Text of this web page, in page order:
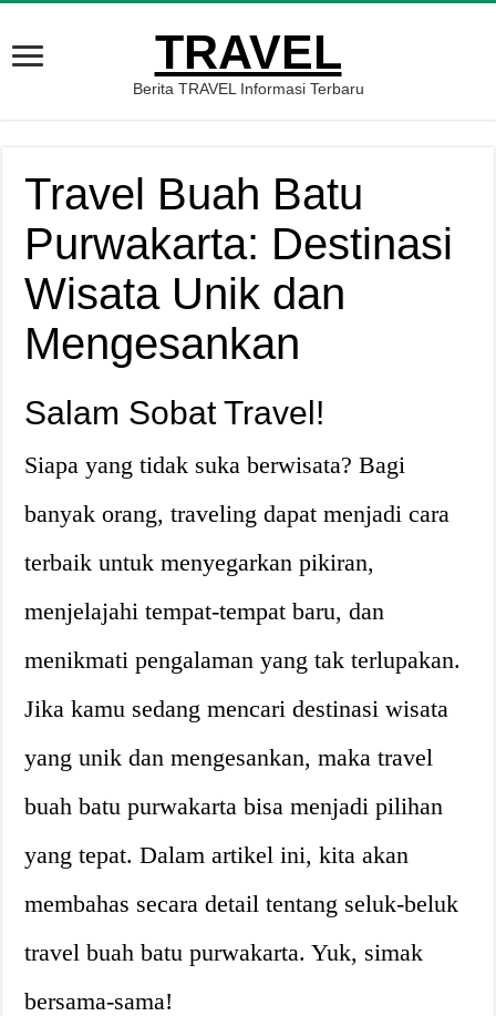
TRAVEL
Berita TRAVEL Informasi Terbaru
Travel Buah Batu
Purwakarta: Destinasi
Wisata Unik dan
Mengesankan
Salam Sobat Travel!
Siapa yang tidak suka berwisata? Bagi
banyak orang, traveling dapat menjadi cara
terbaik untuk menyegarkan pikiran,
menjelajahi tempat-tempat baru, dan
menikmati pengalaman yang tak terlupakan.
Jika kamu sedang mencari destinasi wisata
yang unik dan mengesankan, maka travel
buah batu purwakarta bisa menjadi pilihan
yang tepat. Dalam artikel ini, kita akan
membahas secara detail tentang seluk-beluk
travel buah batu purwakarta. Yuk, simak
bersama-sama!